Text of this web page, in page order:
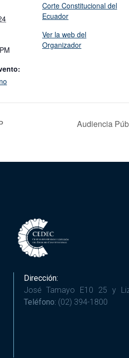
Corte Constitucional del
Ecuador
Ver la web del
Organizador
Audiencia
Dirección:
José Tamayo E10 25 y
Teléfono: (02) 394-1800